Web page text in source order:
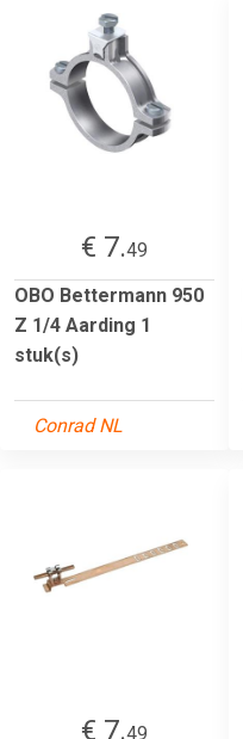
€ 7.49
OBO Bettermann 950
Z 1/4 Aarding 1
stuk(s)
Conrad NL
€ 7.49